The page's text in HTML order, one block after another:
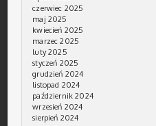
czerwiec 2025
maj 2025
kwiecień 2025
marzec 2025
luty 2025
styczeń 2025
grudzień 2024
listopad 2024
październik 2024
wrzesień 2024
sierpień 2024